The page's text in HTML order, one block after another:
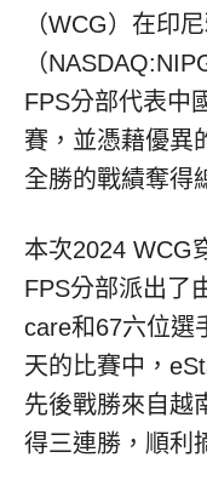
（WCG）在印
（
FPS分部代表中
賽，並憑藉優異
全勝的戰績奪得
本次2024 WCG
FPS分部派出了
care和67六位選
天的比賽中，
先後戰勝來自越
得三連勝，順利